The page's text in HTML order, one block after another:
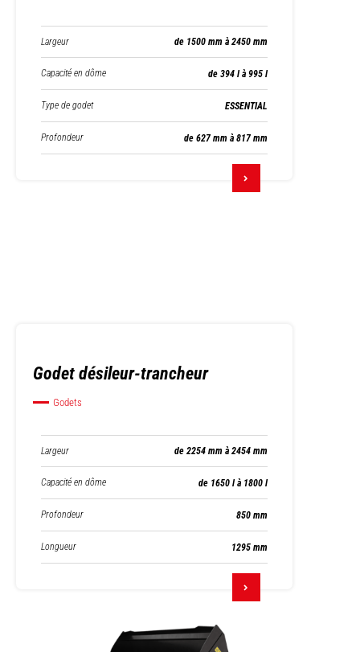
Largeur de 1500 mm à 2450 mm
Capacité en dôme de 394 l à 995 l
Type de godet ESSENTIAL
Profondeur de 627 mm à 817 mm
Godet désileur-trancheur
Godets
Largeur de 2254 mm à 2454 mm
Capacité en dôme de 1650 l à 1800 l
Profondeur 850 mm
Longueur 1295 mm